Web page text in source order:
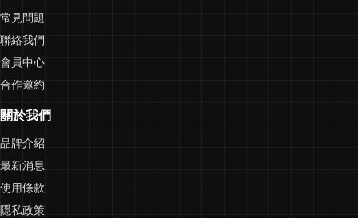
常見問題
聯絡我們
會員中心
合作邀約
關於我們
品牌介紹
最新消息
使用條款
隱私政策